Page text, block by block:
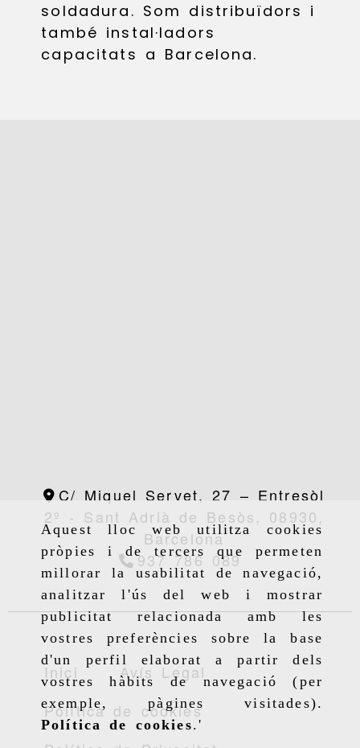
Aquest lloc web utilitza cookies
pròpies i de tercers que permeten
millorar la usabilitat de navegació,
analitzar l'ús del web i mostrar
publicitat relacionada amb les
vostres preferències sobre la base
d'un perfil elaborat a partir dels
vostres hàbits de navegació (per
exemple, pàgines visitades).
Política de cookies.'
soldadura. Som distribuïdors i
també instal·ladors
capacitats a Barcelona.
C/ Miquel Servet, 27 – Entresòl
2º - Sant Adrià de Besòs, 08930,
Barcelona
937 786 089
Inici
Avís Legal
Política de cookies